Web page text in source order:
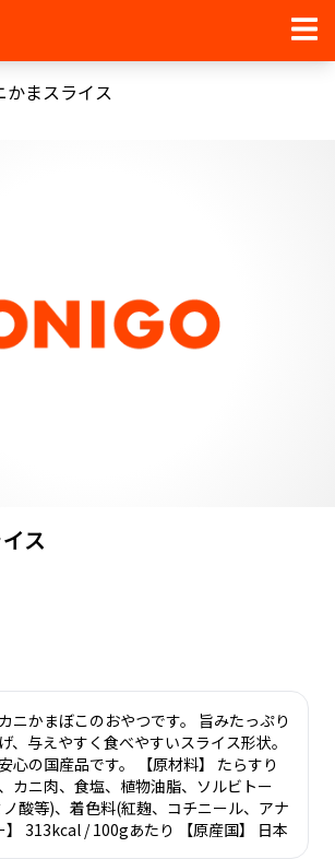
かまスライス
ス
ニかまぼこのおやつです。 旨みたっぷり
、与えやすく食べやすいスライス形状。
心の国産品です。 【原材料】 たらすり
カニ肉、食塩、植物油脂、ソルビトー
酸等)、着色料(紅麹、コチニール、アナ
】 313kcal / 100gあたり 【原産国】 日本